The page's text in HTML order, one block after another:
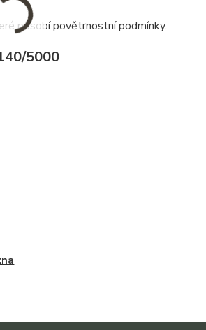
působí povětrnostní podmínky.
5000